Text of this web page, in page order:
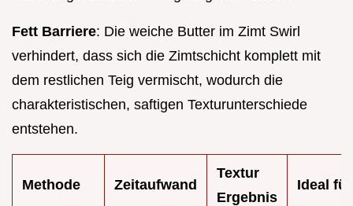
Fett Barriere: Die weiche Butter im Zimt Swirl
verhindert, dass sich die Zimtschicht komplett mit
dem restlichen Teig vermischt, wodurch die
charakteristischen, saftigen Texturunterschiede
entstehen.
Methode Zeitaufwand
Textur
Ergebnis
Ideal für